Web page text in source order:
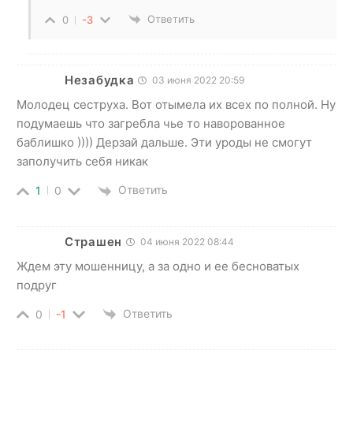
0 -3 Ответить
Незабудка 03 июня 2022 20:59
Молодец сеструха. Вот отымела их всех по полной. Ну
подумаешь что загребла чье то наворованное
баблишко )))) Дерзай дальше. Эти уроды не смогут
заполучить себя никак
1 0 Ответить
Страшен 04 июня 2022 08:44
Ждем эту мошенницу, а за одно и ее бесноватых
подруг
0 -1 Ответить